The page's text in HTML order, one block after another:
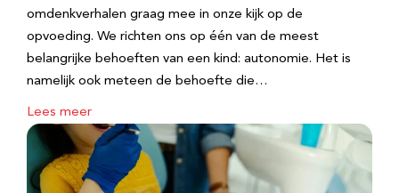
omdenkverhalen graag mee in onze kijk op de
opvoeding. We richten ons op één van de meest
belangrijke behoeften van een kind: autonomie. Het is
namelijk ook meteen de behoefte die…
Lees meer